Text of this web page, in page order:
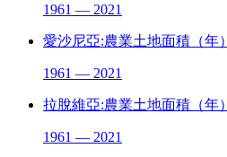
1961 — 2021
愛沙尼亞:農業土地面積（年）
1961 — 2021
拉脫維亞:農業土地面積（年）
1961 — 2021